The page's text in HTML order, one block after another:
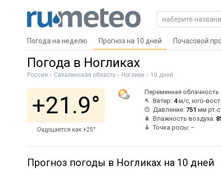
Погода на неделю Прогноз на 10 дней Почасовой
Погода в Ногликах
Россия Сахалинская область Ноглики 10 дней
+21.9°
Ощущается как +25°
Переменная облачность
Ветер: 4м/с, юго-
Давление: 751 мм
Влажность воздуха:
Точка росы: −
Прогноз погоды в Ногликах на 10 дней